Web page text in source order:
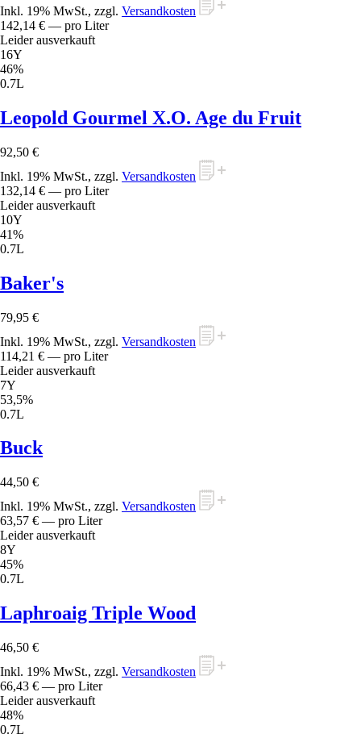
Inkl. 19% MwSt., zzgl. Versandkosten
142,14 € — pro Liter
Leider ausverkauft
16Y
46%
0.7L
Leopold Gourmel X.O. Age du Fruit
92,50 €
Inkl. 19% MwSt., zzgl. Versandkosten
132,14 € — pro Liter
Leider ausverkauft
10Y
41%
0.7L
Baker's
79,95 €
Inkl. 19% MwSt., zzgl. Versandkosten
114,21 € — pro Liter
Leider ausverkauft
7Y
53,5%
0.7L
Buck
44,50 €
Inkl. 19% MwSt., zzgl. Versandkosten
63,57 € — pro Liter
Leider ausverkauft
8Y
45%
0.7L
Laphroaig Triple Wood
46,50 €
Inkl. 19% MwSt., zzgl. Versandkosten
66,43 € — pro Liter
Leider ausverkauft
48%
0.7L